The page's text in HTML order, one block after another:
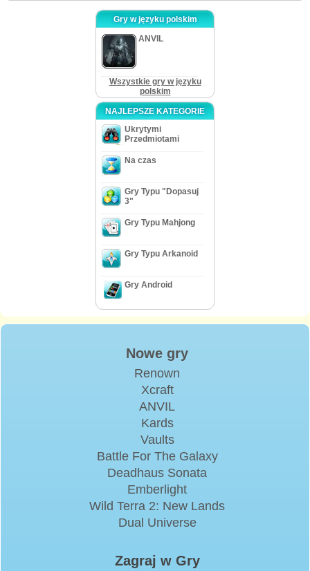
Gry w języku polskim
ANVIL
Wszystkie gry w języku
polskim
NAJLEPSZE KATEGORIE
Ukrytymi
Przedmiotami
Na czas
Gry Typu "Dopasuj
3"
Gry Typu Mahjong
Gry Typu Arkanoid
Gry Android
Nowe gry
Renown
Xcraft
ANVIL
Kards
Vaults
Battle For The Galaxy
Deadhaus Sonata
Emberlight
Wild Terra 2: New Lands
Dual Universe
Zagraj w Gry